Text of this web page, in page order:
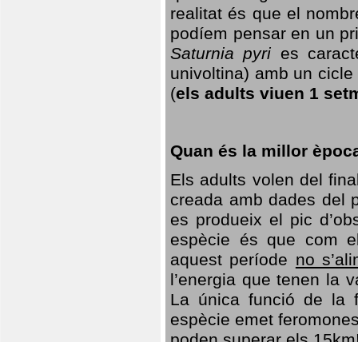
realitat és que el
podíem pensar en un
Saturnia pyri es
univoltina) amb un
(els adults viuen 1
Quan és la millor
Els adults volen del
creada amb dades del
es produeix el pic
espècie és que com
aquest període no
l’energia que tenen la
La única funció de la
espècie emet